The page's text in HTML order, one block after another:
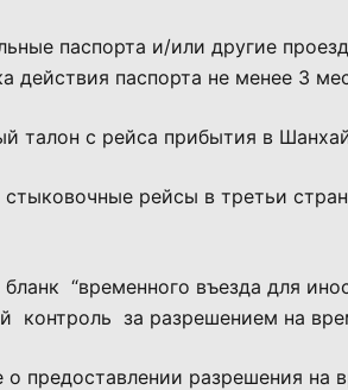
паспорта и/или другие
действия паспорта не менее 3
с рейса прибытия в
рейсы в третьи
“временного въезда для
контроль за разрешением на
предоставлении разрешения на